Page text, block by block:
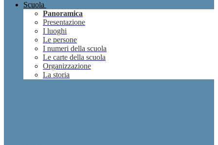
Scuola
Panoramica
Presentazione
I luoghi
Le persone
I numeri della scuola
Le carte della scuola
Organizzazione
La storia